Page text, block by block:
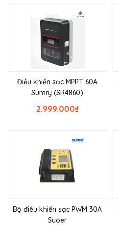
Điều khiển sạc MPPT 60A
Sumry (SR4860)
₫
2.999.000
Bộ điều khiển sạc PWM 30A
Suoer